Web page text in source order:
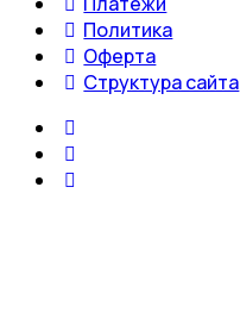
Политика
Оферта
Структура сайта